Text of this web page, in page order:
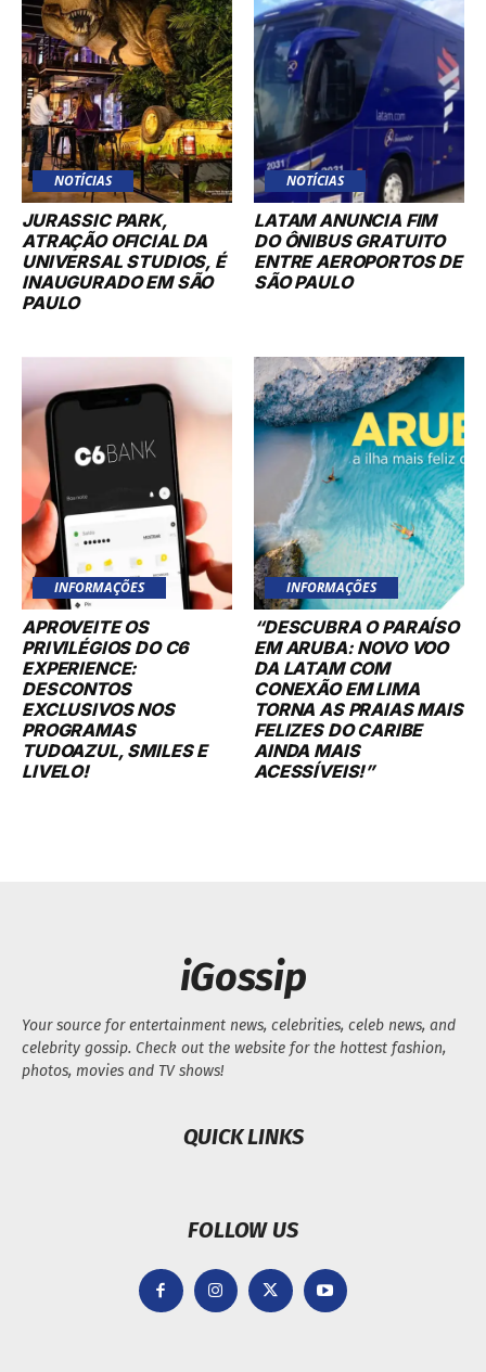
NOTÍCIAS
JURASSIC PARK,
ATRAÇÃO OFICIAL DA
UNIVERSAL STUDIOS, É
INAUGURADO EM SÃO
PAULO
NOTÍCIAS
LATAM ANUNCIA FIM
DO ÔNIBUS GRATUITO
ENTRE AEROPORTOS DE
SÃO PAULO
INFORMAÇÕES
APROVEITE OS
PRIVILÉGIOS DO C6
EXPERIENCE:
DESCONTOS
EXCLUSIVOS NOS
PROGRAMAS
TUDOAZUL, SMILES E
LIVELO!
INFORMAÇÕES
“DESCUBRA O PARAÍSO
EM ARUBA: NOVO VOO
DA LATAM COM
CONEXÃO EM LIMA
TORNA AS PRAIAS MAIS
FELIZES DO CARIBE
AINDA MAIS
ACESSÍVEIS!”
iGossip
Your source for entertainment news, celebrities, celeb news, and
celebrity gossip. Check out the website for the hottest fashion,
photos, movies and TV shows!
QUICK LINKS
FOLLOW US